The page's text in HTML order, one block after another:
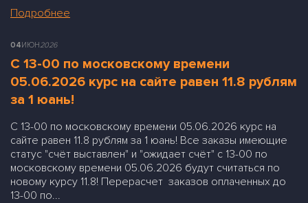
Подробнее
04ИЮН2026
С 13-00 по московскому времени
05.06.2026 курс на сайте равен 11.8 рублям
за 1 юань!
С 13-00 по московскому времени 05.06.2026 курс на
сайте равен 11.8 рублям за 1 юань! Все заказы имеющие
статус "счёт выставлен" и "ожидает счёт" с 13-00 по
московскому времени 05.06.2026 будут считаться по
новому курсу 11.8! Перерасчет заказов оплаченных до
13-00 по...